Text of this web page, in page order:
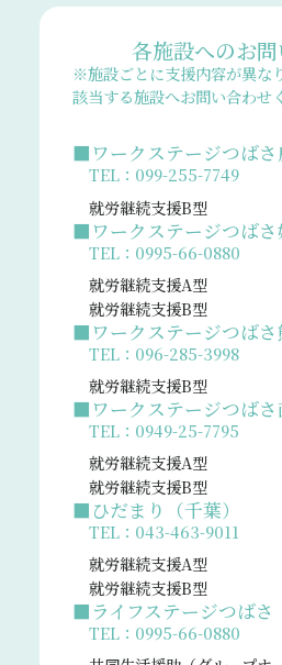
各施設へのお
※施設ごとに支援内容が異な
該当する施設へお問い合わせ
■ワークステージつばさ
TEL：099-255-7749
就労継続支援B型
■ワークステージつばさ
TEL：0995-66-0880
就労継続支援A型
就労継続支援B型
■ワークステージつばさ
TEL：096-285-3998
就労継続支援B型
■ワークステージつばさ
TEL：0949-25-7795
就労継続支援A型
就労継続支援B型
■ひだまり（千葉）
TEL：043-463-9011
就労継続支援A型
就労継続支援B型
■ライフステージつばさ
TEL：0995-66-0880